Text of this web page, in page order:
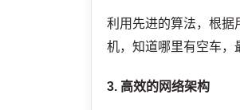
利用先进的算法，根据
机，知道哪里有空车，
3. 高效的网络架构